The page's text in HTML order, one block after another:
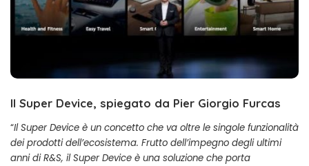
Il Super Device, spiegato da Pier Giorgio Furcas
“Il Super Device è un concetto che va oltre le singole funzionalità
dei prodotti dell’ecosistema. Frutto dell’impegno degli ultimi
anni di R&S, il Super Device è una soluzione che porta